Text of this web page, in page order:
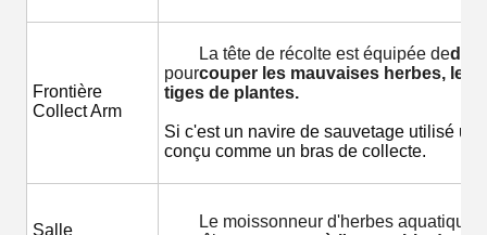
Frontière
Collect Arm
La tête de récolte est équipée de
pourcouper les mauvaises herbes, les
tiges de plantes.
Si c'est un navire de sauvetage utilisé
conçu comme un bras de collecte.
Salle
Le moissonneur d'herbes